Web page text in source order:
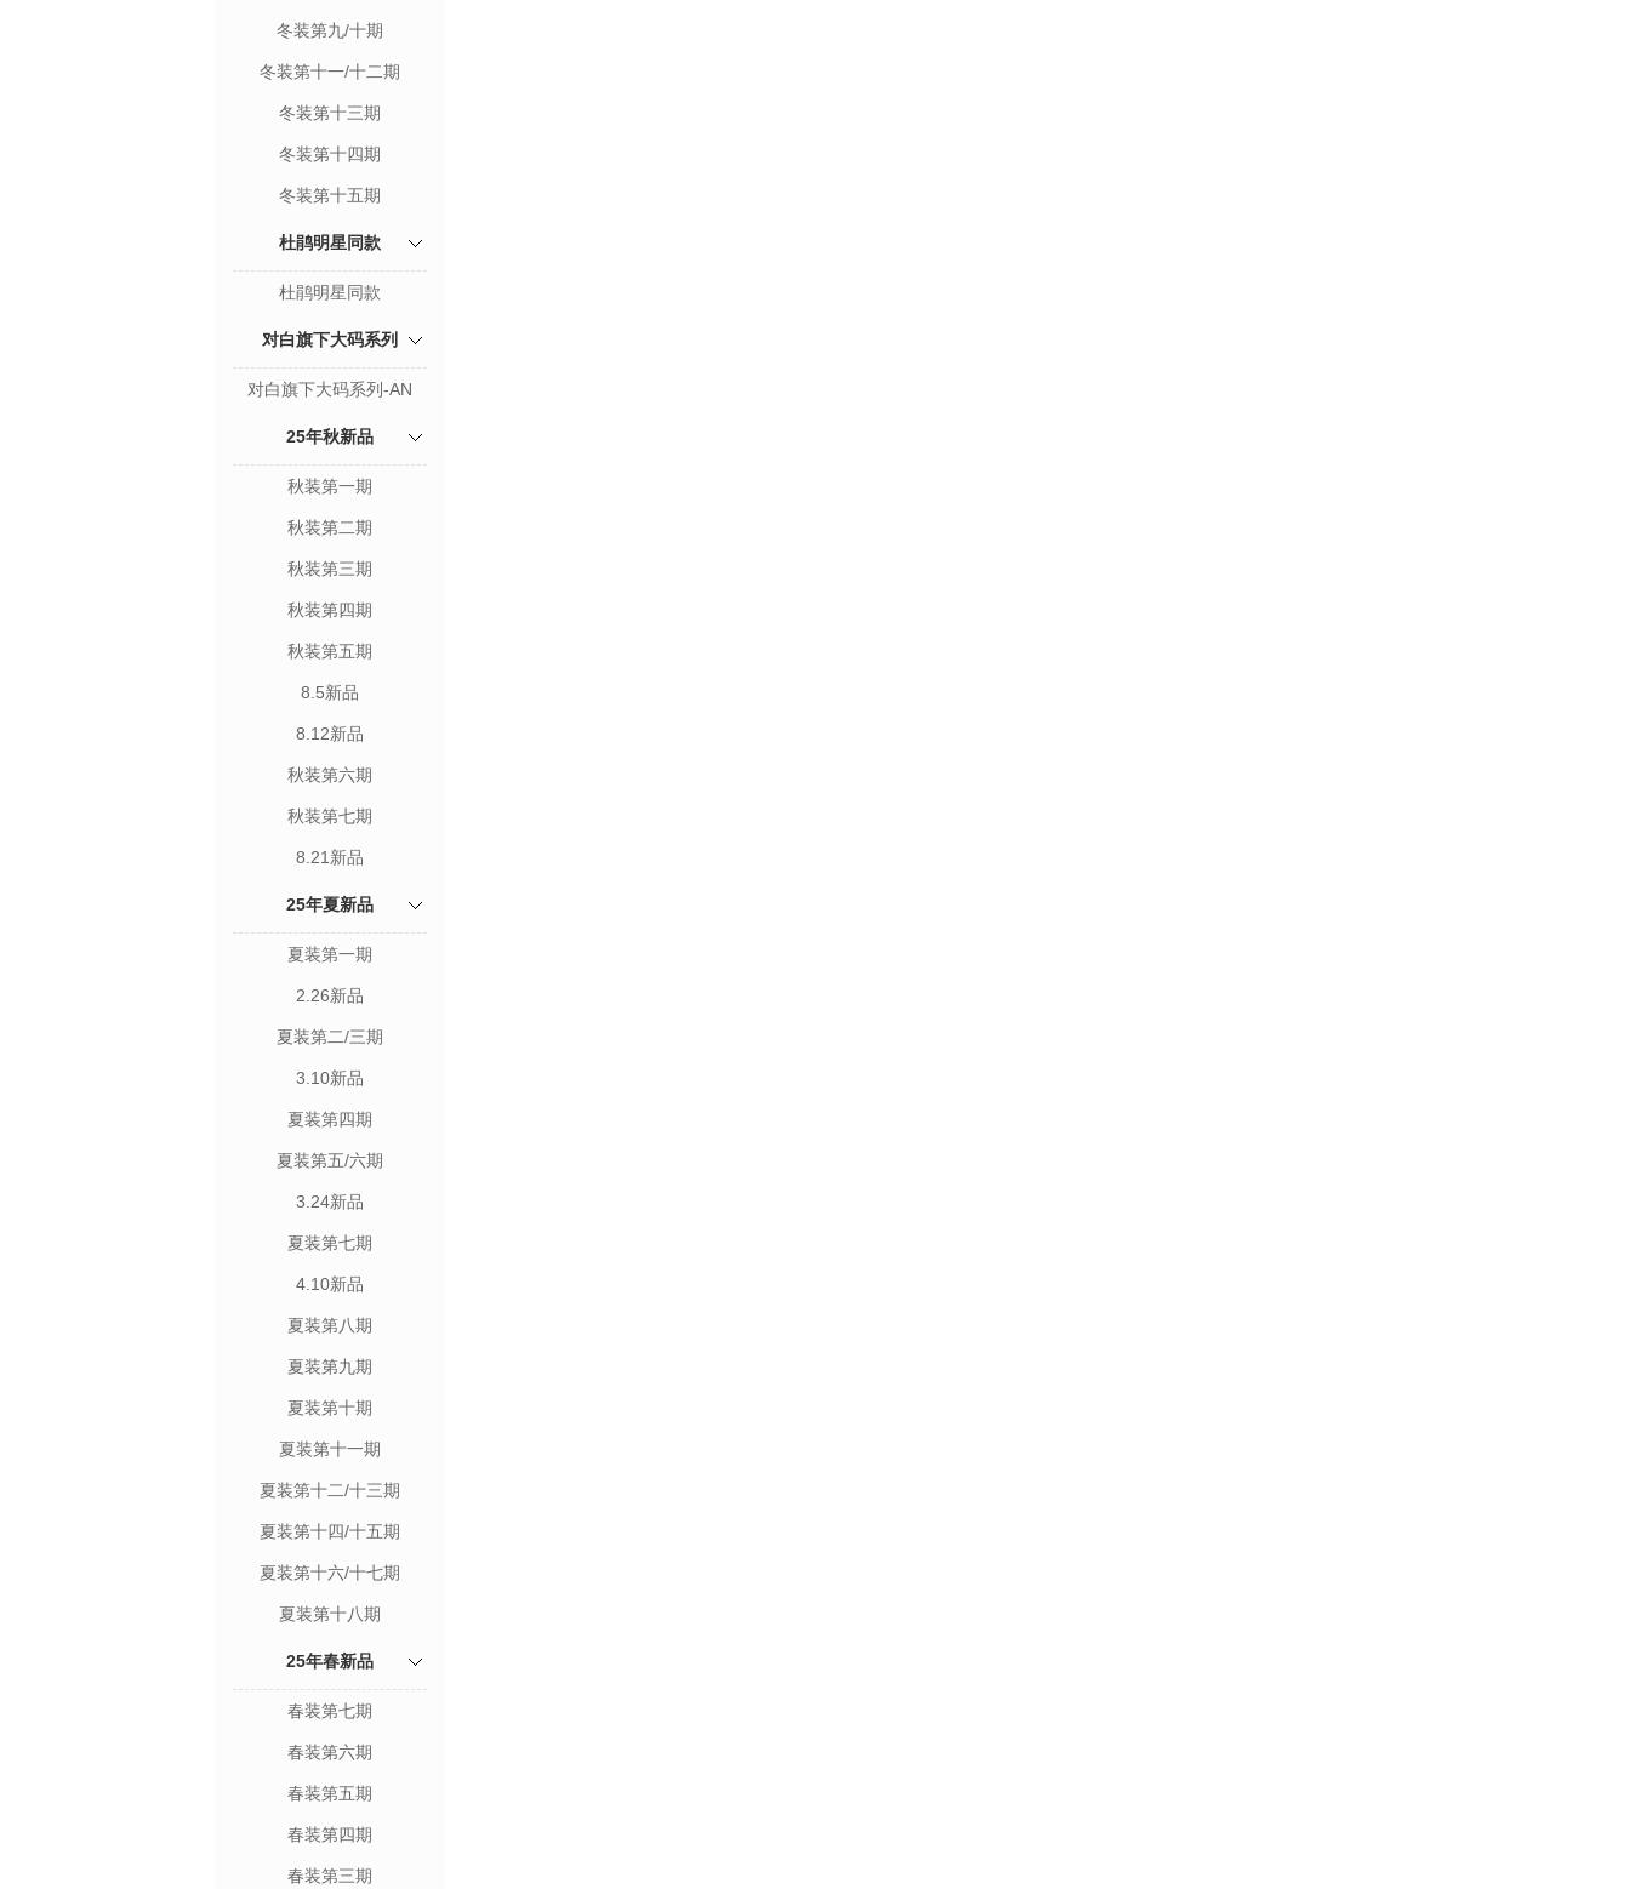
冬装第九/十期
冬装第十一/十二期
冬装第十三期
冬装第十四期
冬装第十五期
杜鹃明星同款
杜鹃明星同款
对白旗下大码系列
对白旗下大码系列-AN
25年秋新品
秋装第一期
秋装第二期
秋装第三期
秋装第四期
秋装第五期
8.5新品
8.12新品
秋装第六期
秋装第七期
8.21新品
25年夏新品
夏装第一期
2.26新品
夏装第二/三期
3.10新品
夏装第四期
夏装第五/六期
3.24新品
夏装第七期
4.10新品
夏装第八期
夏装第九期
夏装第十期
夏装第十一期
夏装第十二/十三期
夏装第十四/十五期
夏装第十六/十七期
夏装第十八期
25年春新品
春装第七期
春装第六期
春装第五期
春装第四期
春装第三期